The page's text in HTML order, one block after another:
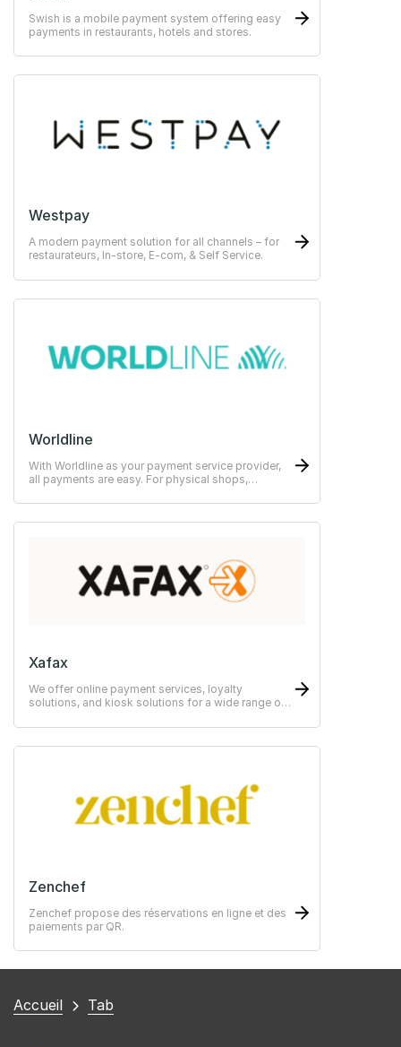
Swish is a mobile payment system offering easy
payments in restaurants, hotels and stores.
Westpay
A modern payment solution for all channels – for
restaurateurs, In-store, E-com, & Self Service.
Worldline
With Worldline as your payment service provider,
all payments are easy. For physical shops,
Xafax
We offer online payment services, loyalty
solutions, and kiosk solutions for a wide range of
Zenchef
Zenchef propose des réservations en ligne et des
paiements par QR.
Vous
Accueil Tab